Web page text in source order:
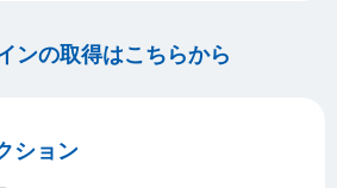
ンの取得はこちらから
ション